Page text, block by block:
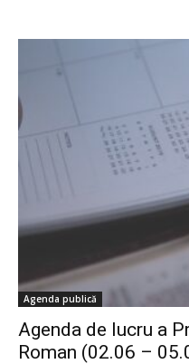
Agenda publică
Agenda de lucru a
Roman (02.06 –